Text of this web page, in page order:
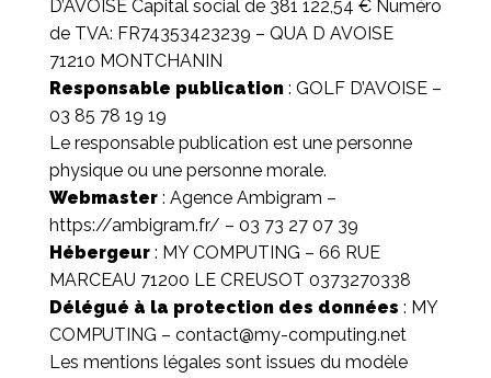
D’AVOISE Capital social de 381 122,54 € Numéro
de TVA: FR74353423239 – QUA D AVOISE
71210 MONTCHANIN
Responsable publication: GOLF D’AVOISE –
03 85 78 19 19
Le responsable publication est une personne
physique ou une personne morale.
Webmaster: Agence Ambigram –
https://ambigram.fr/ – 03 73 27 07 39
Hébergeur: MY COMPUTING – 66 RUE
MARCEAU 71200 LE CREUSOT 0373270338
Délégué à la protection des données : MY
COMPUTING – contact@my-computing.net
Les mentions légales sont issues du modèle